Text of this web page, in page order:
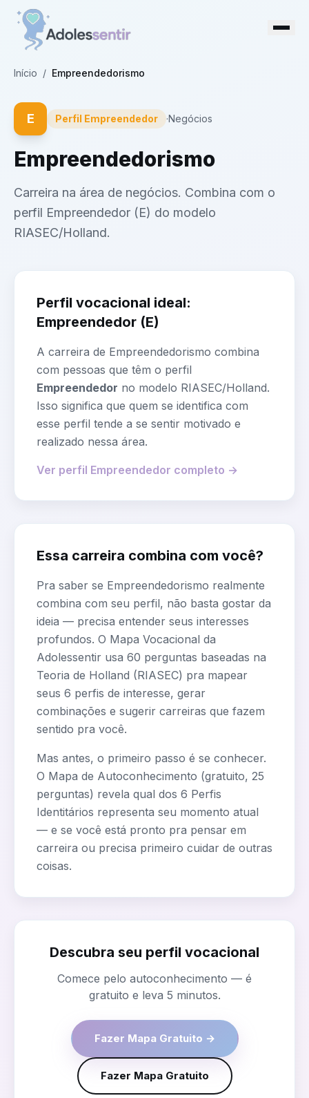
Início / Empreendedorismo
E Perfil Empreendedor ·Negócios
Empreendedorismo
Carreira na área de negócios. Combina com o
perfil Empreendedor (E) do modelo
RIASEC/Holland.
Perfil vocacional ideal:
Empreendedor (E)
A carreira de Empreendedorismo combina
com pessoas que têm o perfil
Empreendedor no modelo RIASEC/Holland.
Isso significa que quem se identifica com
esse perfil tende a se sentir motivado e
realizado nessa área.
Ver perfil Empreendedor completo →
Essa carreira combina com você?
Pra saber se Empreendedorismo realmente
combina com seu perfil, não basta gostar da
ideia — precisa entender seus interesses
profundos. O Mapa Vocacional da
Adolessentir usa 60 perguntas baseadas na
Teoria de Holland (RIASEC) pra mapear
seus 6 perfis de interesse, gerar
combinações e sugerir carreiras que fazem
sentido pra você.
Mas antes, o primeiro passo é se conhecer.
O Mapa de Autoconhecimento (gratuito, 25
perguntas) revela qual dos 6 Perfis
Identitários representa seu momento atual
— e se você está pronto pra pensar em
carreira ou precisa primeiro cuidar de outras
coisas.
Descubra seu perfil vocacional
Comece pelo autoconhecimento — é
gratuito e leva 5 minutos.
Fazer Mapa Gratuito →
Fazer Mapa Gratuito